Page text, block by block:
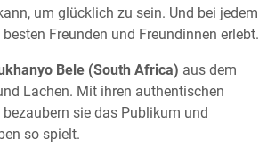
um glücklich zu sein. Und bei jedem
Freunden und Freundinnen erlebt.
Bele (South Africa) aus dem
Lachen. Mit ihren authentischen
sie das Publikum und
so spielt.